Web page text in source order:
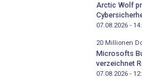
Arctic Wolf
07.08.2026 -
20 Millionen
Microsofts
verzeichnet
07.08.2026 -